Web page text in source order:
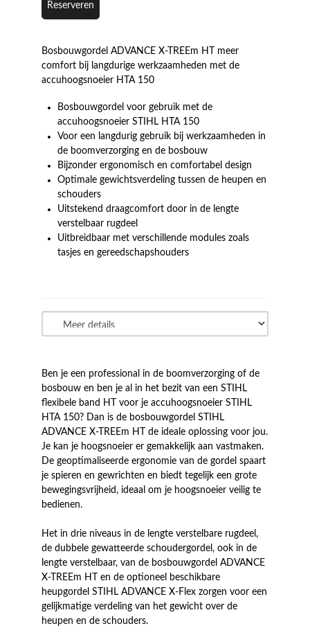
Reserveren
Bosbouwgordel ADVANCE X-TREEm HT meer
comfort bij langdurige werkzaamheden met de
accuhoogsnoeier HTA 150
Bosbouwgordel voor gebruik met de
accuhoogsnoeier STIHL HTA 150
Voor een langdurig gebruik bij werkzaamheden in
de boomverzorging en de bosbouw
Bijzonder ergonomisch en comfortabel design
Optimale gewichtsverdeling tussen de heupen en
schouders
Uitstekend draagcomfort door in de lengte
verstelbaar rugdeel
Uitbreidbaar met verschillende modules zoals
tasjes en gereedschapshouders
Ben je een professional in de boomverzorging of de
bosbouw en ben je al in het bezit van een STIHL
flexibele band HT voor je accuhoogsnoeier STIHL
HTA 150? Dan is de bosbouwgordel STIHL
ADVANCE X-TREEm HT de ideale oplossing voor jou.
Je kan je hoogsnoeier er gemakkelijk aan vastmaken.
De geoptimaliseerde ergonomie van de gordel spaart
je spieren en gewrichten en biedt tegelijk een grote
bewegingsvrijheid, ideaal om je hoogsnoeier veilig te
bedienen.
Het in drie niveaus in de lengte verstelbare rugdeel,
de dubbele gewatteerde schoudergordel, ook in de
lengte verstelbaar, van de bosbouwgordel ADVANCE
X-TREEm HT en de optioneel beschikbare
heupgordel STIHL ADVANCE X-Flex zorgen voor een
gelijkmatige verdeling van het gewicht over de
heupen en de schouders.